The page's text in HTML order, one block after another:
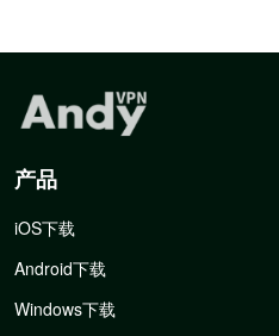
产品
iOS下载
Android下载
Windows下载